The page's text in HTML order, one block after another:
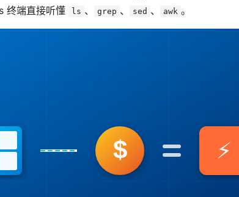
终端直接听懂 ls 、 grep 、 sed 、 awk 。